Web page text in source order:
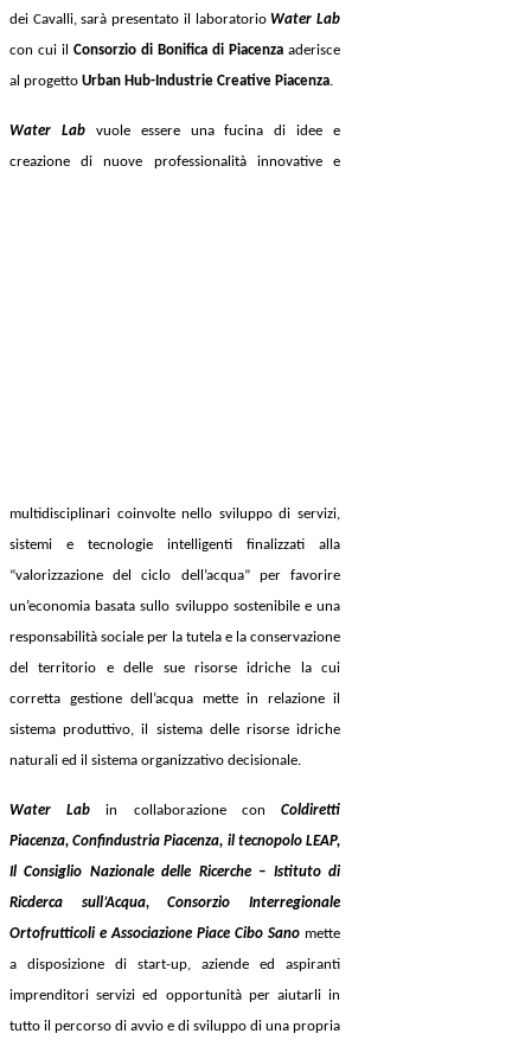
dei Cavalli, sarà presentato il laboratorioWater Lab
con cui ilConsorzio di Bonifica di Piacenza aderisce
al progetto Urban Hub-Industrie Creative Piacenza.
Water Labvuole essere una fucina di idee e
creazione di nuove professionalità innovative e
multidisciplinari coinvolte nello sviluppo di servizi,
sistemi e tecnologie intelligenti finalizzati alla
“valorizzazione del ciclo dell’acqua” per favorire
un’economia basata sullo sviluppo sostenibile e una
responsabilità sociale per la tutela e la conservazione
del territorio e delle sue risorse idriche la cui
corretta gestione dell’acqua mette in relazione il
sistema produttivo, il sistema delle risorse idriche
naturali ed il sistema organizzativo decisionale.
Water Lab in collaborazione conColdiretti
Piacenza, Confindustria Piacenza, il tecnopolo LEAP,
Il Consiglio Nazionale delle Ricerche – Istituto di
Ricderca sull’Acqua, Consorzio Interregionale
Ortofrutticoli e Associazione Piace Cibo Sano mette
a disposizione di start-up, aziende ed aspiranti
imprenditori servizi ed opportunità per aiutarli in
tutto il percorso di avvio e di sviluppo di una propria